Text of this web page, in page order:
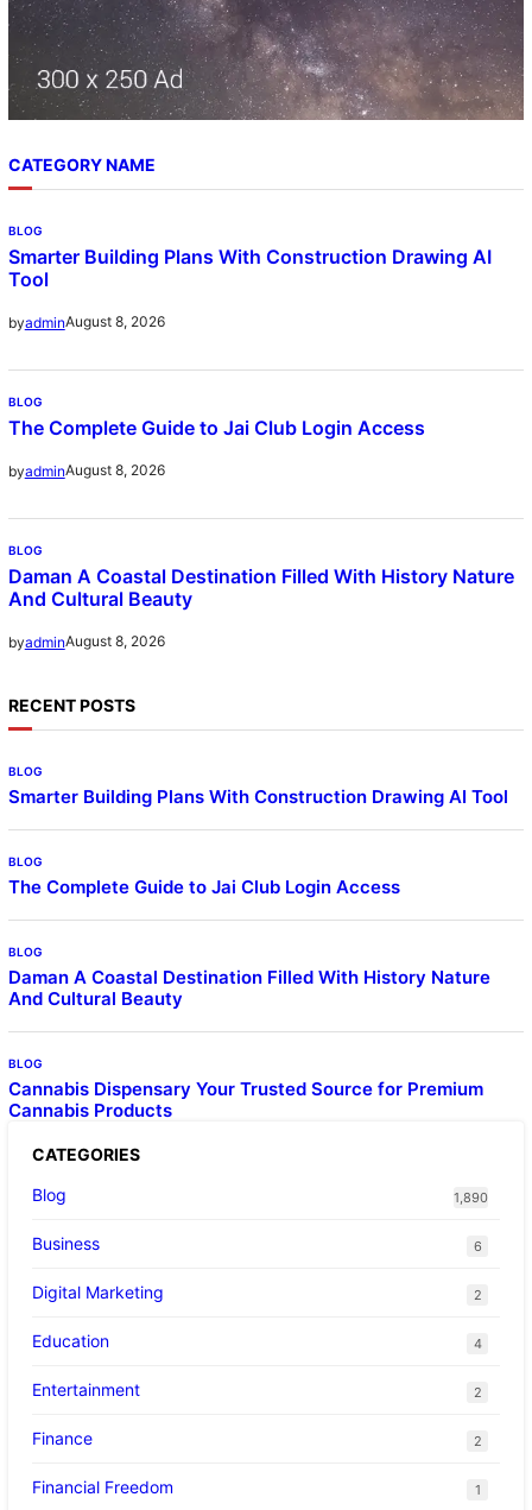
CATEGORY NAME
BLOG
Smarter Building Plans With Construction Drawing AI
Tool
byadminAugust 8, 2026
BLOG
The Complete Guide to Jai Club Login Access
byadminAugust 8, 2026
BLOG
Daman A Coastal Destination Filled With History Nature
And Cultural Beauty
byadminAugust 8, 2026
RECENT POSTS
BLOG
Smarter Building Plans With Construction Drawing AI Tool
BLOG
The Complete Guide to Jai Club Login Access
BLOG
Daman A Coastal Destination Filled With History Nature
And Cultural Beauty
BLOG
Cannabis Dispensary Your Trusted Source for Premium
Cannabis Products
CATEGORIES
Blog
1,890
Business 6
Digital Marketing 2
Education 4
Entertainment 2
Finance 2
Financial Freedom 1